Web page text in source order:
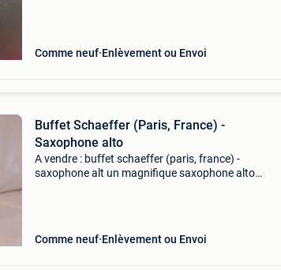
Comme neuf Enlèvement ou Envoi
Buffet Schaeffer (Paris, France) -
Saxophone alto
A vendre : buffet schaeffer (paris, france) -
saxophone alt un magnifique saxophone alto
Comme neuf Enlèvement ou Envoi